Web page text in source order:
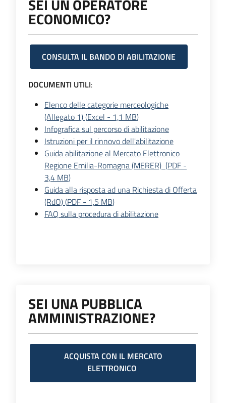
SEI UN OPERATORE
ECONOMICO?
CONSULTA IL BANDO DI ABILITAZIONE
DOCUMENTI UTILI:
Elenco delle categorie merceologiche
(Allegato 1)(Excel - 1,1 MB)
Infografica sul percorso di abilitazione
Istruzioni per il rinnovo dell'abilitazione
Guida abilitazione al Mercato Elettronico
Regione Emilia-Romagna (MERER) (PDF -
3,4 MB)
Guida alla risposta ad una Richiesta di Offerta
(RdO)(PDF - 1,5 MB)
FAQ sulla procedura di abilitazione
SEI UNA PUBBLICA
AMMINISTRAZIONE?
ACQUISTA CON IL MERCATO
ELETTRONICO